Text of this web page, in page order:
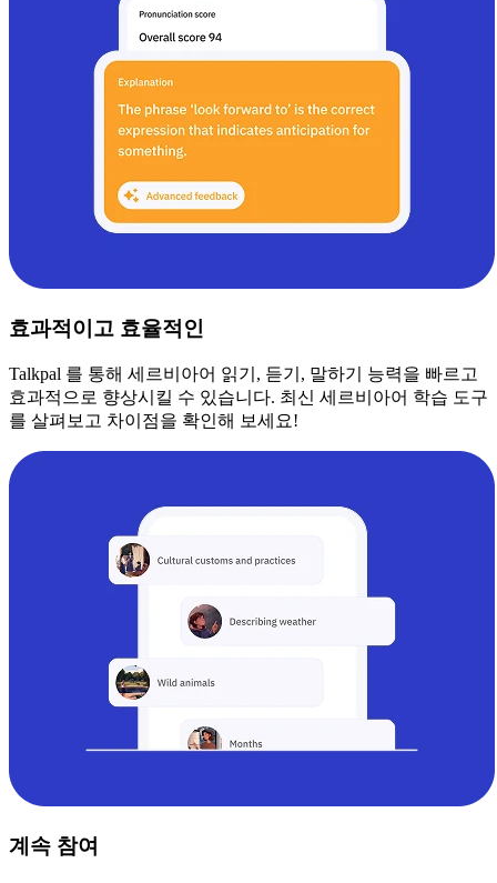
효과적이고 효율적인
Talkpal 를 통해 세르비아어 읽기, 듣기, 말하기 능력을 빠르고
효과적으로 향상시킬 수 있습니다. 최신 세르비아어 학습 도구
를 살펴보고 차이점을 확인해 보세요!
계속 참여